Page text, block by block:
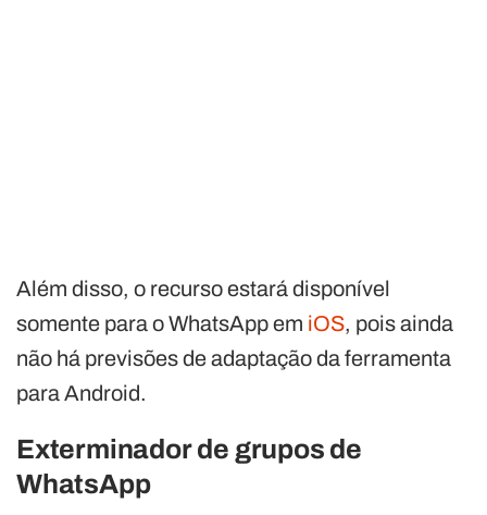
Além disso, o recurso estará disponível
somente para o WhatsApp em iOS, pois ainda
não há previsões de adaptação da ferramenta
para Android.
Exterminador de grupos de
WhatsApp